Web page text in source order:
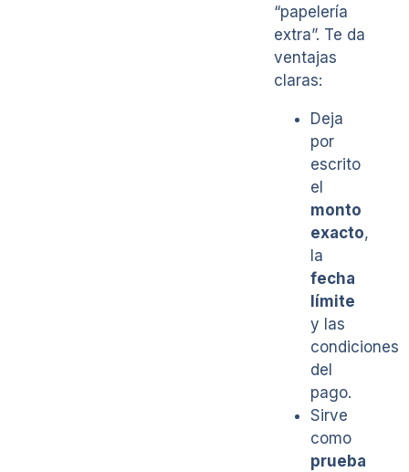
“papelería
extra”. Te da
ventajas
claras:
Deja
por
escrito
el
monto
exacto,
la
fecha
límite
y las
condiciones
del
pago.
Sirve
como
prueba